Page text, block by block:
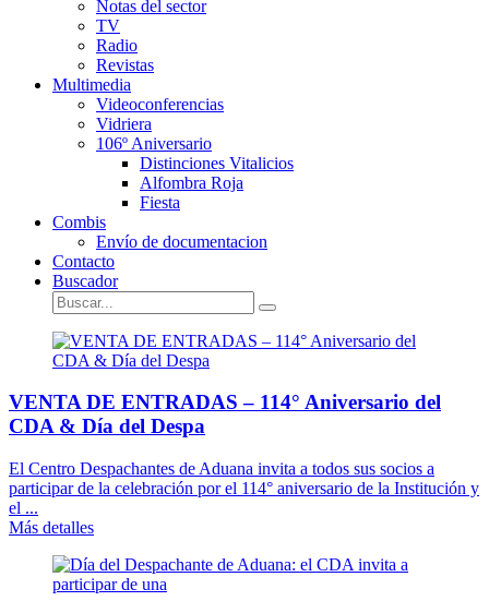
Notas del sector
TV
Radio
Revistas
Multimedia
Videoconferencias
Vidriera
106º Aniversario
Distinciones Vitalicios
Alfombra Roja
Fiesta
Combis
Envío de documentacion
Contacto
Buscador
VENTA DE ENTRADAS – 114° Aniversario del
CDA & Día del Despa
El Centro Despachantes de Aduana invita a todos sus socios a
participar de la celebración por el 114° aniversario de la Institución y
el ...
Más detalles